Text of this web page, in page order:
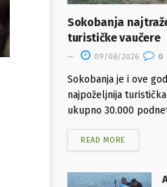
Sokobanja
turističke vaučere
09/08/2026 0
Sokobanja je i ove
najpoželjnija
ukupno 30.000
READ MORE